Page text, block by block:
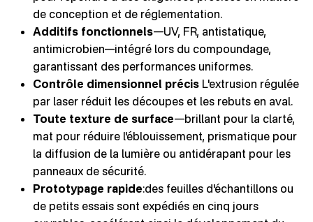
de conception et de réglementation.
Additifs fonctionnels—UV, FR, antistatique,
antimicrobien—intégré lors du compoundage,
garantissant des performances uniformes.
Contrôle dimensionnel précis L'extrusion régulée
par laser réduit les découpes et les rebuts en aval.
Toute texture de surface—brillant pour la clarté,
mat pour réduire l'éblouissement, prismatique pour
la diffusion de la lumière ou antidérapant pour les
panneaux de sécurité.
Prototypage rapide:des feuilles d'échantillons ou
de petits essais sont expédiés en cinq jours